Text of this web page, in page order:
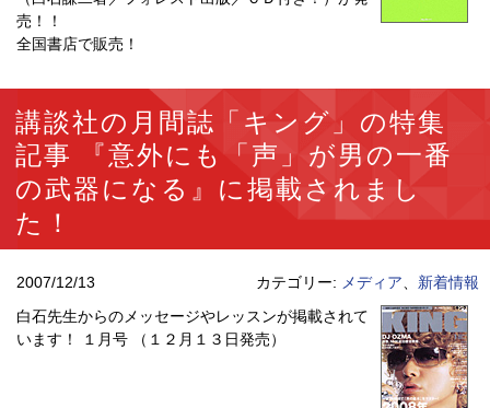
売！！
全国書店で販売！
講談社の月間誌「キング」の特集
記事 『意外にも「声」が男の一番
の武器になる』に掲載されまし
た！
2007/12/13 カテゴリー: メディア
新着情報
白石先生からのメッセージやレッスンが掲載されて
います！ １月号 （１２月１３日発売）